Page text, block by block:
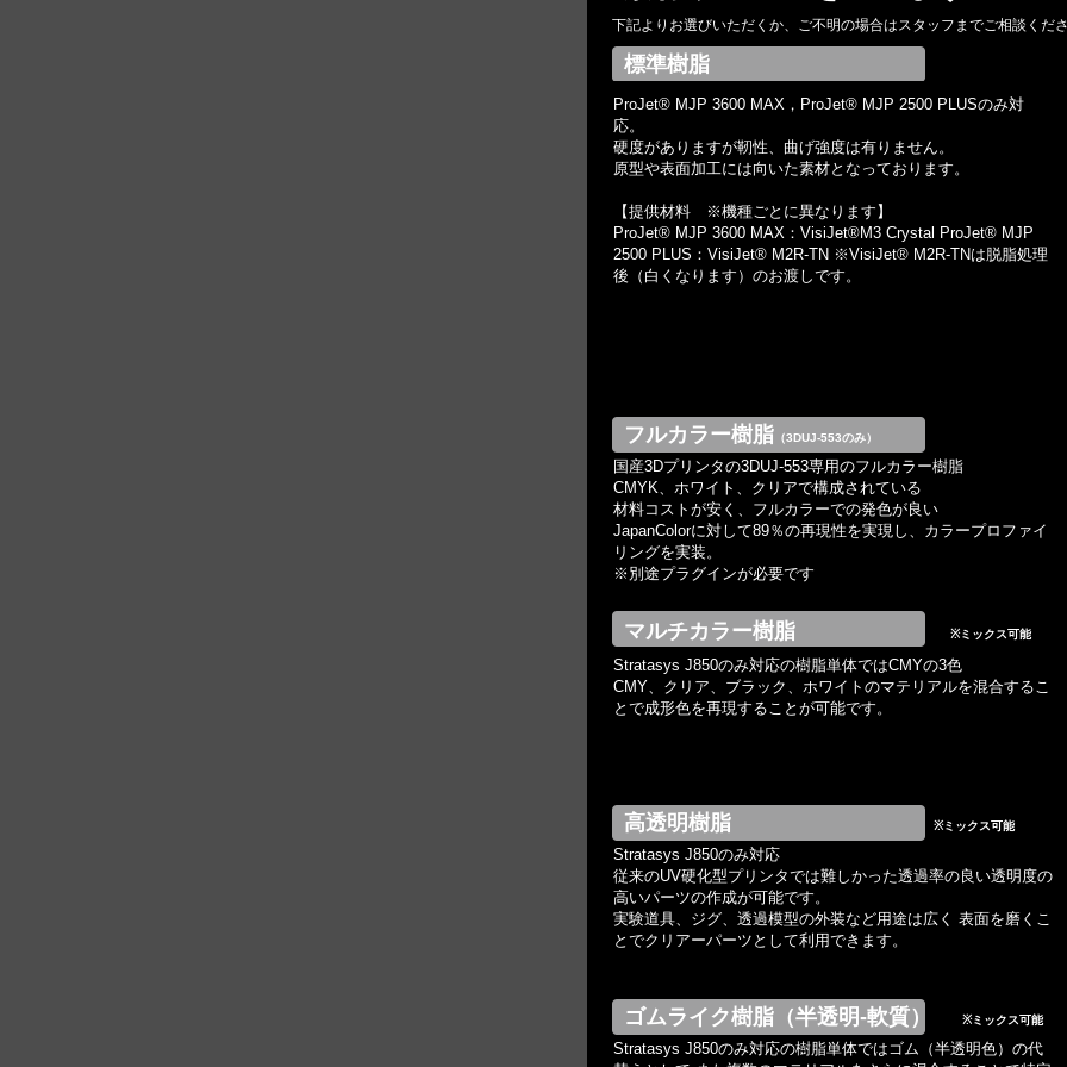
下記よりお選びいただくか、ご不明の場合はスタッフまでご相談くだ
標準樹脂
ProJet® MJP 3600 MAX，ProJet® MJP 2500 PLUSのみ対
応。
硬度がありますが靭性、曲げ強度は有りません。
原型や表面加工には向いた素材となっております。
【提供材料 ※機種ごとに異なります】
ProJet® MJP 3600 MAX：VisiJet®M3 Crystal ProJet® MJP
2500 PLUS：VisiJet® M2R-TN ※VisiJet® M2R-TNは脱脂処理
後（白くなります）のお渡しです。
フルカラー樹脂 （3DUJ-553のみ）
国産3Dプリンタの3DUJ-553専用のフルカラー樹脂
CMYK、ホワイト、クリアで構成されている
材料コストが安く、フルカラーでの発色が良い
JapanColorに対して89％の再現性を実現し、カラープロファイ
リングを実装。
※別途プラグインが必要です
マルチカラー樹脂 ※ミックス可能
Stratasys J850のみ対応の樹脂単体ではCMYの3色
CMY、クリア、ブラック、ホワイトのマテリアルを混合するこ
とで成形色を再現することが可能です。
高透明樹脂 ※ミックス可能
Stratasys J850のみ対応
従来のUV硬化型プリンタでは難しかった透過率の良い透明度の
高いパーツの作成が可能です。
実験道具、ジグ、透過模型の外装など用途は広く 表面を磨くこ
とでクリアーパーツとして利用できます。
ゴムライク樹脂（半透明-軟質） ※ミックス可能
Stratasys J850のみ対応の樹脂単体ではゴム（半透明色）の代